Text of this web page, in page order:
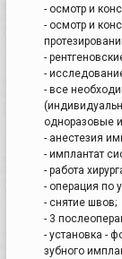
- осмотр и
- осмотр и
-
-
- все
одноразовые
- анестезия
- имплантат
- работа
- операция по
- снятие швов;
- 3
- установка -
зубного